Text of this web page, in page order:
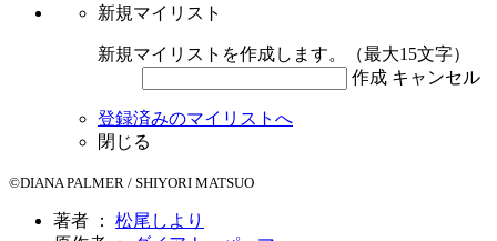
新規マイリスト
新規マイリストを作成します。（最大15文字）
作成 キャンセル
登録済みのマイリストへ
閉じる
©DIANA PALMER / SHIYORI MATSUO
著者 ： 松尾しより